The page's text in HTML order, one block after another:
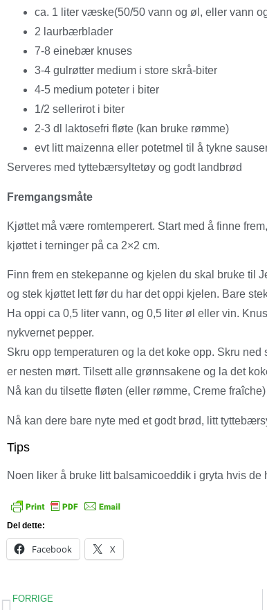
ca. 1 liter væske(50/50 vann og øl, eller vann
2 laurbærblader
7-8 einebær knuses
3-4 gulrøtter medium i store skrå-biter
4-5 medium poteter i biter
1/2 sellerirot i biter
2-3 dl laktosefri fløte (kan bruke rømme)
evt litt maizenna eller potetmel til å tykne
Serveres med tyttebærsyltetøy og godt landbrød
Fremgangsmåte
Kjøttet må være romtemperert. Start med å finne
kjøttet i terninger på ca 2×2 cm.
Finn frem en stekepanne og kjelen du skal bruke til
og stek kjøttet lett før du har det oppi kjelen. Bare
Ha oppi ca 0,5 liter vann, og 0,5 liter øl eller vin.
nykvernet pepper.
Skru opp temperaturen og la det koke opp. Skru
er nesten mørt. Tilsett alle grønnsakene og la det
Nå kan du tilsette fløten (eller rømme, Creme
Nå kan dere bare nyte med et godt brød, litt
Tips
Noen liker å bruke litt balsamicoeddik i gryta hvis de
Del dette:
Facebook X
FORRIGE